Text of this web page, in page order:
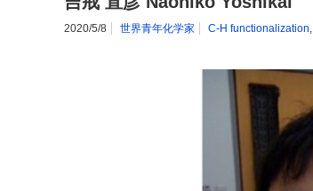
2020/5/8 世界青年化学家 C-H functionalization,